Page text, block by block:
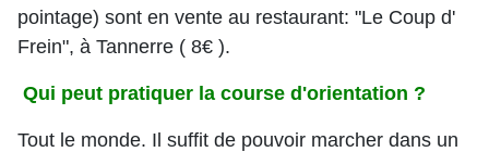
pointage) sont en vente au restaurant: "Le Coup d'
Frein", à Tannerre ( 8€ ).
Qui peut pratiquer la course d'orientation ?
Tout le monde. Il suffit de pouvoir marcher dans un